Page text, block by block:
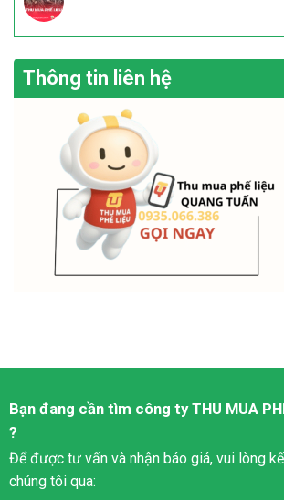
Thông tin liên hệ
Bạn đang cần tìm công tyTHU MUA
?
Để được tư vấn và nhận báo giá, vui lòng
chúng tôi qua: